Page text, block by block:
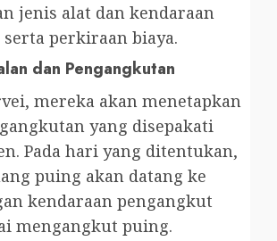
jenis alat dan kendaraan
perkiraan biaya.
dan Pengangkutan
mereka akan menetapkan
yang disepakati
Pada hari yang ditentukan,
puing akan datang ke
kendaraan pengangkut
mengangkut puing.